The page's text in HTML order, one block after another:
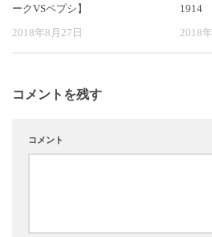
ークVSペプシ】
2018年8月27日
1914
2018
コメントを残す
コメント